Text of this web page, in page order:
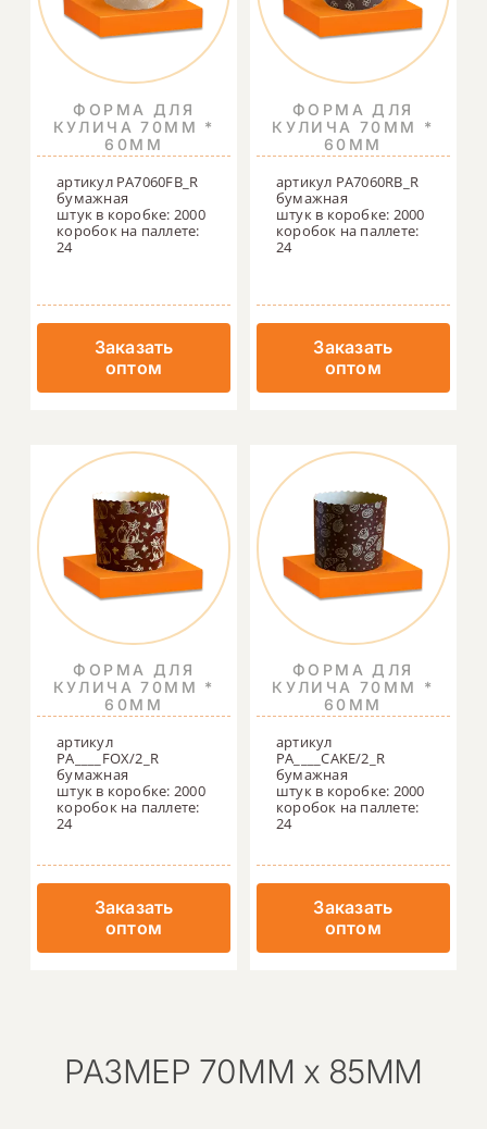
ФОРМА ДЛЯ
КУЛИЧА 70ММ *
60ММ
артикул PA7060FB_R
бумажная
штук в коробке: 2000
коробок на паллете:
24
Заказать
оптом
ФОРМА ДЛЯ
КУЛИЧА 70ММ *
60ММ
артикул PA7060RB_R
бумажная
штук в коробке: 2000
коробок на паллете:
24
Заказать
оптом
ФОРМА ДЛЯ
КУЛИЧА 70ММ *
60ММ
артикул
PA____FOX/2_R
бумажная
штук в коробке: 2000
коробок на паллете:
24
Заказать
оптом
ФОРМА ДЛЯ
КУЛИЧА 70ММ *
60ММ
артикул
PA____CAKE/2_R
бумажная
штук в коробке: 2000
коробок на паллете:
24
Заказать
оптом
РАЗМЕР 70ММ х 85ММ